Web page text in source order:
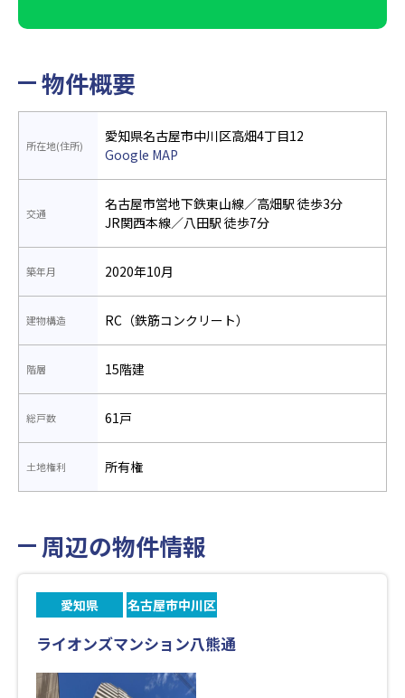
物件概要
所在地(住所)
愛知県名古屋市中川区高畑4丁目12
Google MAP
交通
名古屋市営地下鉄東山線／高畑駅 徒歩3分
JR関西本線／八田駅 徒歩7分
築年月 2020年10月
建物構造 RC（鉄筋コンクリート）
階層 15階建
総戸数 61戸
土地権利 所有権
周辺の物件情報
愛知県 名古屋市中川区
ライオンズマンション八熊通